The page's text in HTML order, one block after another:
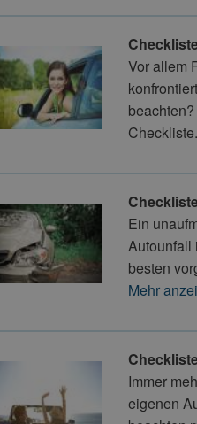
Vor allem
Checkliste.
Ein
Autounfall
besten
Mehr
Immer
eigenen